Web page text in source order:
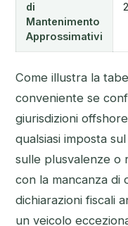
di
Mantenimento
Approssimativi
Come illustra la
conveniente se
giurisdizioni
qualsiasi imposta
sulle plusvalenze o
con la mancanza di
dichiarazioni fiscali
un veicolo